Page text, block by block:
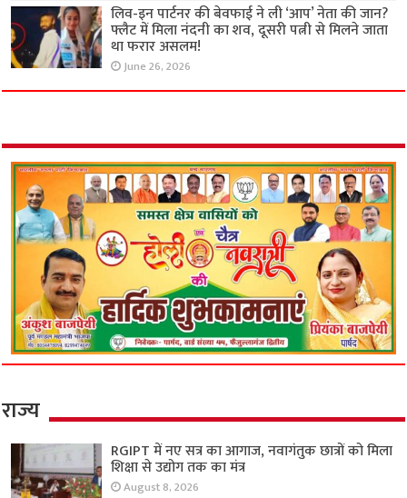
लिव-इन पार्टनर की बेवफाई ने ली ‘आप’ नेता की जान?
फ्लैट में मिला नंदनी का शव, दूसरी पत्नी से मिलने जाता
था फरार असलम!
June 26, 2026
राज्य
RGIPT में नए सत्र का आगाज, नवागंतुक छात्रों को मिला
शिक्षा से उद्योग तक का मंत्र
August 8, 2026